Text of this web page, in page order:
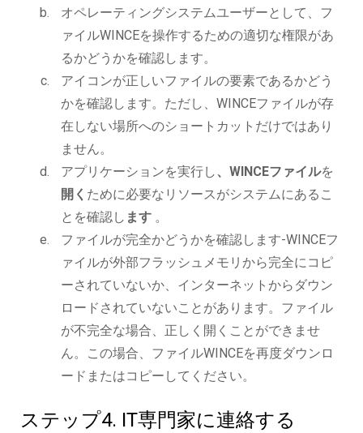
オペレーティングシステムユーザーとして、フ
ァイルWINCEを操作するための適切な権限があ
るかどうかを確認します。
アイコンが正しいファイルの要素であるかどう
かを確認します。ただし、WINCEファイルが存
在しない場所へのショートカットだけではあり
ません。
アプリケーションを実行し、WINCEファイルを
開く ために必要なリソースがシステムにあるこ
とを確認し ます 。
ファイルが完全かどうかを確認します-WINCEフ
ァイルが外部フラッシュメモリから完全にコピ
ーされていないか、インターネットからダウン
ロードされていないことがあります。ファイル
が不完全な場合、正しく開くことができませ
ん。この場合、ファイルWINCEを再度ダウンロ
ードまたはコピーしてください。
ステップ4. IT専門家に連絡する